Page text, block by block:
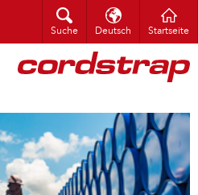
Suche Deutsch Startseite